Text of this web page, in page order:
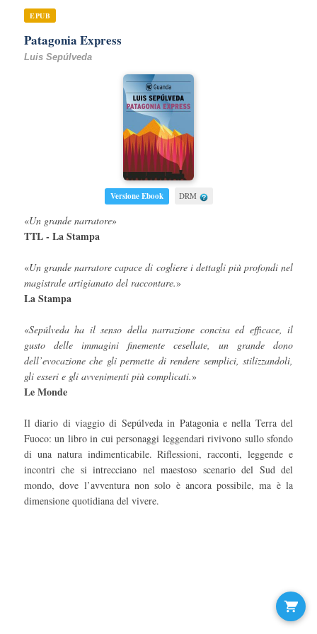
EPUB
Patagonia Express
Luis Sepúlveda
Versione Ebook DRM
«Un grande narratore»
TTL - La Stampa
«Un grande narratore capace di cogliere i dettagli più profondi nel
magistrale artigianato del raccontare.»
La Stampa
«Sepúlveda ha il senso della narrazione concisa ed efficace, il
gusto delle immagini finemente cesellate, un grande dono
dell’evocazione che gli permette di rendere semplici, stilizzandoli,
gli esseri e gli avvenimenti più complicati.»
Le Monde
Il diario di viaggio di Sepúlveda in Patagonia e nella Terra del
Fuoco: un libro in cui personaggi leggendari rivivono sullo sfondo
di una natura indimenticabile. Riflessioni, racconti, leggende e
incontri che si intrecciano nel maestoso scenario del Sud del
mondo, dove l’avventura non solo è ancora possibile, ma è la
dimensione quotidiana del vivere.